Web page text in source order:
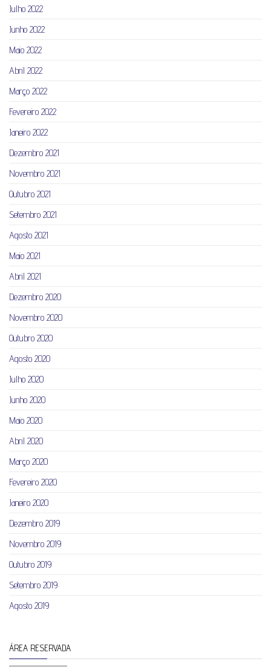
Julho 2022
Junho 2022
Maio 2022
Abril 2022
Março 2022
Fevereiro 2022
Janeiro 2022
Dezembro 2021
Novembro 2021
Outubro 2021
Setembro 2021
Agosto 2021
Maio 2021
Abril 2021
Dezembro 2020
Novembro 2020
Outubro 2020
Agosto 2020
Julho 2020
Junho 2020
Maio 2020
Abril 2020
Março 2020
Fevereiro 2020
Janeiro 2020
Dezembro 2019
Novembro 2019
Outubro 2019
Setembro 2019
Agosto 2019
ÁREA RESERVADA